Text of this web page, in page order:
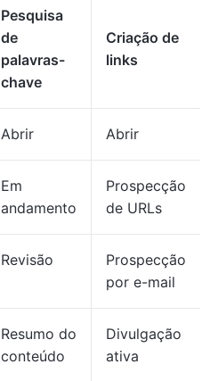
Pesquisa
de
palavras-
chave
Criação de
links
Abrir Abrir
Em
andamento
Prospecção
de URLs
Revisão
Prospecção
por e-mail
Resumo do
conteúdo
Divulgação
ativa